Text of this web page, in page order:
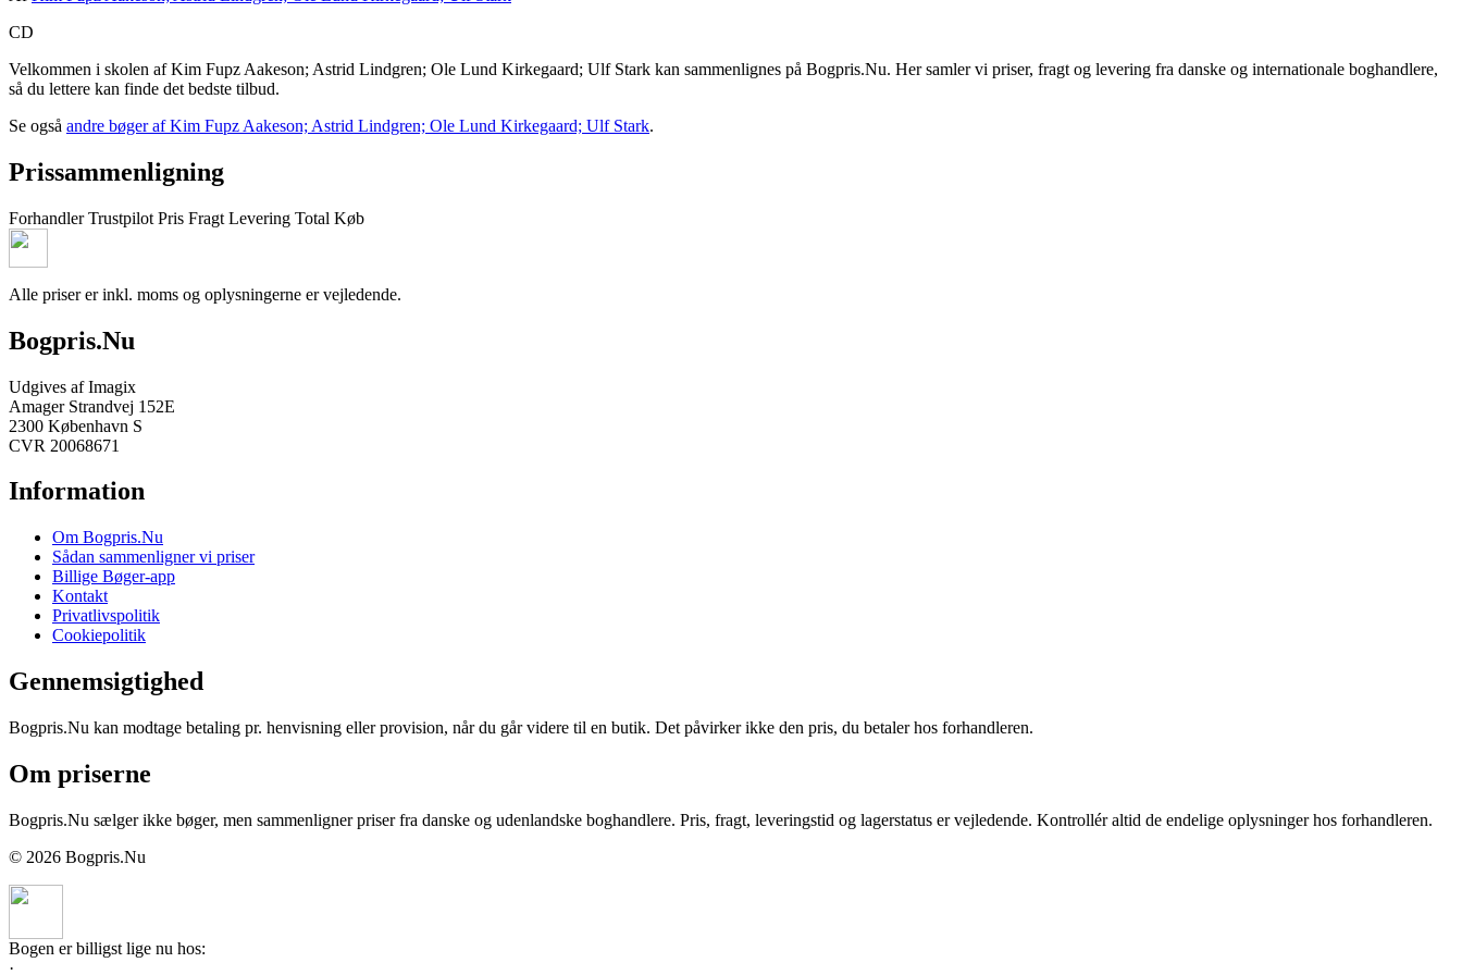
CD
Velkommen i skolen af Kim Fupz Aakeson; Astrid Lindgren; Ole Lund Kirkegaard; Ulf Stark kan sammenlignes på Bogpris.Nu. Her samler vi priser, fragt og levering fra danske og internationale boghandlere,
så du lettere kan finde det bedste tilbud.
Se også andre bøger af Kim Fupz Aakeson; Astrid Lindgren; Ole Lund Kirkegaard; Ulf Stark.
Prissammenligning
Forhandler Trustpilot Pris Fragt Levering Total Køb
Alle priser er inkl. moms og oplysningerne er vejledende.
Bogpris.Nu
Udgives af Imagix
Amager Strandvej 152E
2300 København S
CVR 20068671
Information
Om Bogpris.Nu
Sådan sammenligner vi priser
Billige Bøger-app
Kontakt
Privatlivspolitik
Cookiepolitik
Gennemsigtighed
Bogpris.Nu kan modtage betaling pr. henvisning eller provision, når du går videre til en butik. Det påvirker ikke den pris, du betaler hos forhandleren.
Om priserne
Bogpris.Nu sælger ikke bøger, men sammenligner priser fra danske og udenlandske boghandlere. Pris, fragt, leveringstid og lagerstatus er vejledende. Kontrollér altid de endelige oplysninger hos forhandleren.
© 2026 Bogpris.Nu
Bogen er billigst lige nu hos:
·